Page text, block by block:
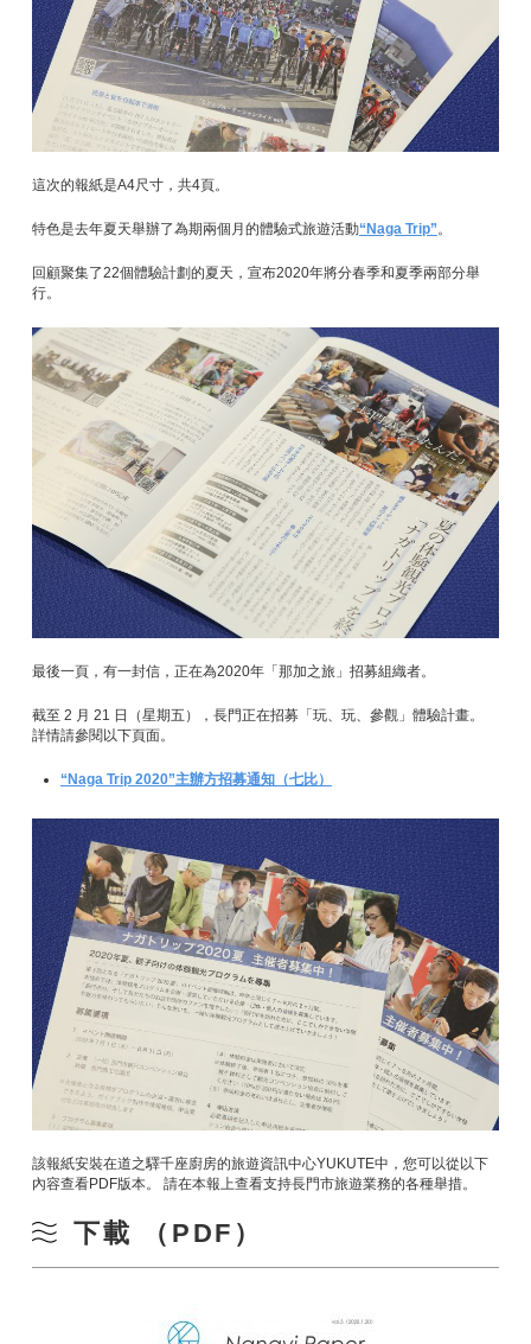
這次的報紙是A4尺寸，共4頁。
特色是去年夏天舉辦了為期兩個月的體驗式旅遊活動“Naga Trip” 。
回顧聚集了22個體驗計劃的夏天，宣布2020年將分春季和夏季兩部分舉
行。
最後一頁，有一封信，正在為2020年「那加之旅」招募組織者。
截至 2 月 21 日（星期五），長門正在招募「玩、玩、參觀」體驗計畫。
詳情請參閱以下頁面。
“Naga Trip 2020”主辦方招募通知（七比）
該報紙安裝在道之驛千座廚房的旅遊資訊中心YUKUTE中，您可以從以下
內容查看PDF版本。 請在本報上查看支持長門市旅遊業務的各種舉措。
下載 （PDF）